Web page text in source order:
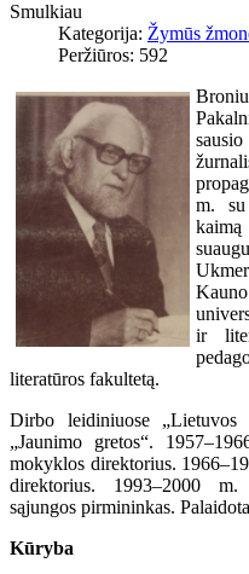
Smulkiau
Kategorija: Žymūs
Peržiūros: 592
m.
ir
literatūros fakultetą.
Dirbo leidiniuose „Lietuvos
„Jaunimo gretos“.
mokyklos direktorius.
direktorius. 1993–2000 m.
sąjungos pirmininkas.
Kūryba